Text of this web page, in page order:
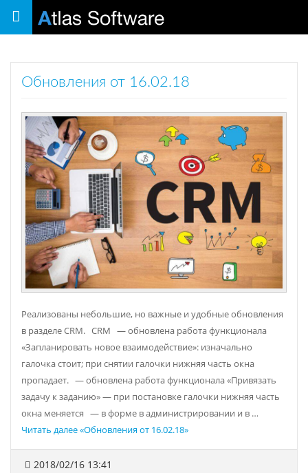
Toggle
navigation
Обновления от 16.02.18
Реализованы небольшие, но важные и удобные обновления
в разделе CRM. CRM — обновлена работа функционала
«Запланировать новое взаимодействие»: изначально
галочка стоит; при снятии галочки нижняя часть окна
пропадает. — обновлена работа функционала «Привязать
задачу к заданию» — при постановке галочки нижняя часть
окна меняется — в форме в администрировании и в …
Читать далее«Обновления от 16.02.18»
2018/02/16 13:41